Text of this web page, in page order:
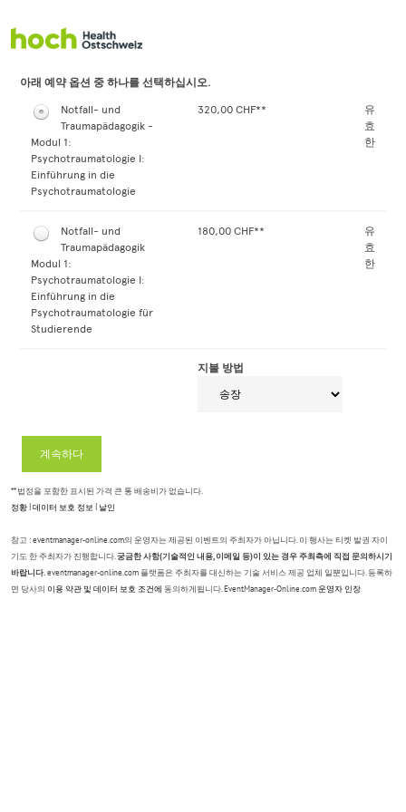
아래 예약 옵션 중 하나를 선택하십시오.
Notfall- und
Traumapädagogik -
Modul 1:
Psychotraumatologie I:
Einführung in die
Psychotraumatologie
320,00 CHF**
유
효
한
Notfall- und
Traumapädagogik
Modul 1:
Psychotraumatologie I:
Einführung in die
Psychotraumatologie für
Studierende
180,00 CHF**
유
효
한
지불 방법
계속하다
** 법정을 포함한 표시된 가격 큰 통 배송비가 없습니다.
정황 데이터 보호 정보 날인
참고 : eventmanager-online.com의 운영자는 제공된 이벤트의 주최자가 아닙니다. 이 행사는 티켓 발권 자이
기도 한 주최자가 진행합니다. 궁금한 사항(기술적인 내용, 이메일 등)이 있는 경우 주최측에 직접 문의하시기
바랍니다. eventmanager-online.com 플랫폼은 주최자를 대신하는 기술 서비스 제공 업체 일뿐입니다. 등록하
면 당사의 이용 약관 및 데이터 보호 조건에 동의하게됩니다. EventManager-Online.com운영자 인장